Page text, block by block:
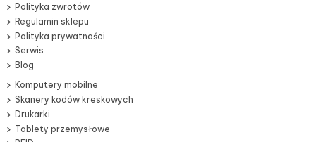
Polityka zwrotów
Regulamin sklepu
Polityka prywatności
Serwis
Blog
Komputery mobilne
Skanery kodów kreskowych
Drukarki
Tablety przemysłowe